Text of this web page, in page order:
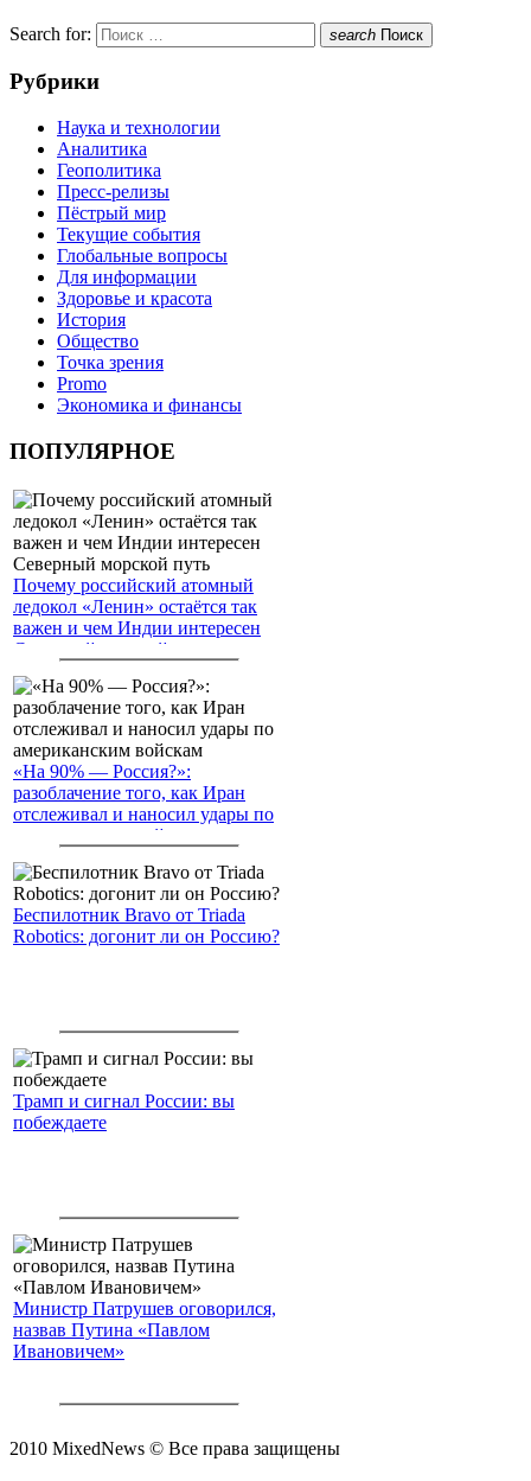
Search for: search Поиск
Рубрики
Наука и технологии
Аналитика
Геополитика
Пресс-релизы
Пёстрый мир
Текущие события
Глобальные вопросы
Для информации
Здоровье и красота
История
Общество
Точка зрения
Promo
Экономика и финансы
ПОПУЛЯРНОЕ
Почему российский атомный
ледокол «Ленин» остаётся так
важен и чем Индии интересен
Северный морской путь
«На 90% — Россия?»:
разоблачение того, как Иран
отслеживал и наносил удары по
американским войскам
Беспилотник Bravo от Triada
Robotics: догонит ли он Россию?
Трамп и сигнал России: вы
побеждаете
Министр Патрушев оговорился,
назвав Путина «Павлом
Ивановичем»
2010 MixedNews © Все права защищены